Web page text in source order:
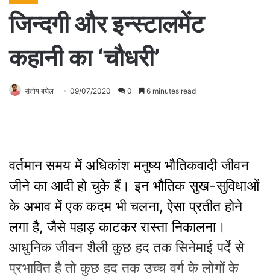
जिन्दगी और इन्‍स्‍टालमेंट
कहानी का ‘चौधरी’
संतोष बघेल 09/07/2020 0 6 minutes read
वर्तमान समय में अधिकांश मनुष्‍य भौतिकवादी जीवन
जीने का आदी हो चुके हैं। इन भौतिक सुख-सुविधाओं
के अभाव में एक कदम भी चलना, ऐसा प्रतीत होने
लगा है, जैसे पहाड़ काटकर रास्‍ता निकालना।
आधुनिक जीवन शैली कुछ हद तक सिनेमाई पर्दे से
प्रभावित है तो कुछ हद तक उच्‍च वर्ग के लोगों के